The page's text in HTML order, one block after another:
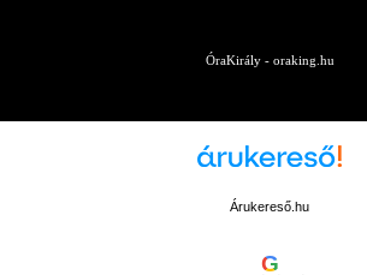
ÓraKirály - oraking.hu
Árukereső.hu
G